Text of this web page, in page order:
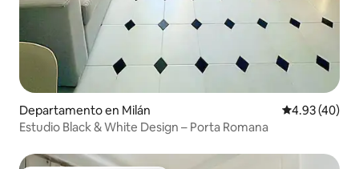
Departamento en Milán Calificación
4.93 (40)
Estudio Black & White Design – Porta Romana